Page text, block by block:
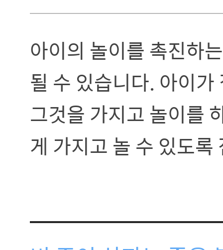
아이의 놀이를 촉진하
될 수 있습니다. 아이
그것을 가지고 놀이를
게 가지고 놀 수 있도